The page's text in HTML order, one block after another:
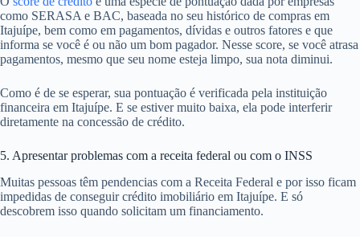
como SERASA e BAC, baseada no seu histórico de compras em
Itajuípe, bem como em pagamentos, dívidas e outros fatores e que
informa se você é ou não um bom pagador. Nesse score, se você atrasa
pagamentos, mesmo que seu nome esteja limpo, sua nota diminui.
Como é de se esperar, sua pontuação é verificada pela instituição
financeira em Itajuípe. E se estiver muito baixa, ela pode interferir
diretamente na concessão de crédito.
5. Apresentar problemas com a receita federal ou com o INSS
Muitas pessoas têm pendencias com a Receita Federal e por isso ficam
impedidas de conseguir crédito imobiliário em Itajuípe. E só
descobrem isso quando solicitam um financiamento.